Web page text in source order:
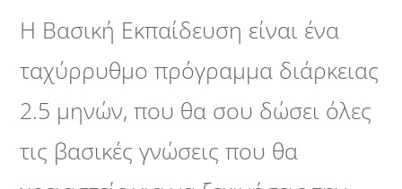
Η Βασική Εκπαίδευση είναι ένα
ταχύρρυθμο πρόγραμμα διάρκειας
2.5 μηνών, που θα σου δώσει όλες
τις βασικές γνώσεις που θα